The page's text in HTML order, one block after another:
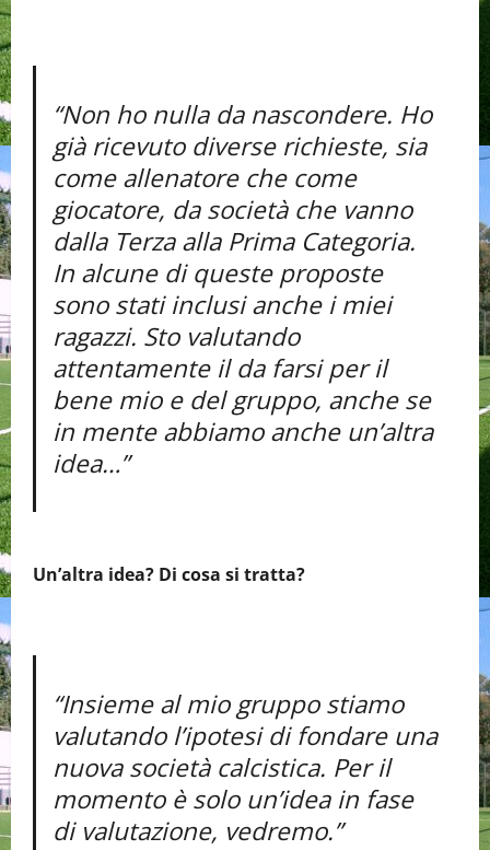
“Non ho nulla da nascondere. Ho
già ricevuto diverse richieste, sia
come allenatore che come
giocatore, da società che vanno
dalla Terza alla Prima Categoria.
In alcune di queste proposte
sono stati inclusi anche i miei
ragazzi. Sto valutando
attentamente il da farsi per il
bene mio e del gruppo, anche se
in mente abbiamo anche un’altra
idea…”
Un’altra idea? Di cosa si tratta?
“Insieme al mio gruppo stiamo
valutando l’ipotesi di fondare una
nuova società calcistica. Per il
momento è solo un’idea in fase
di valutazione, vedremo.”